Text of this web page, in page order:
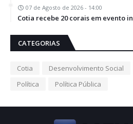
07 de Agosto de 2026 - 14:00
Cotia recebe 20 corais em evento
CATEGORIAS
Cotia Desenvolvimento Social
Política
Política Pública